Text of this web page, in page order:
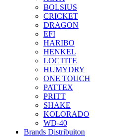
BOLSIUS
CRICKET
DRAGON
EFI
HARIBO
HENKEL
LOCTITE
HUMYDRY
ONE TOUCH
PATTEX
PRITT
SHAKE
KOLORADO
WD-40
Brands Distribuiton